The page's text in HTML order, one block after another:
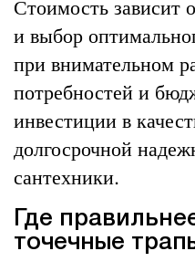
Стоимость зависит
и выбор
при внимательном
потребностей и
инвестиции в
долгосрочной
сантехники.
Где
точечные